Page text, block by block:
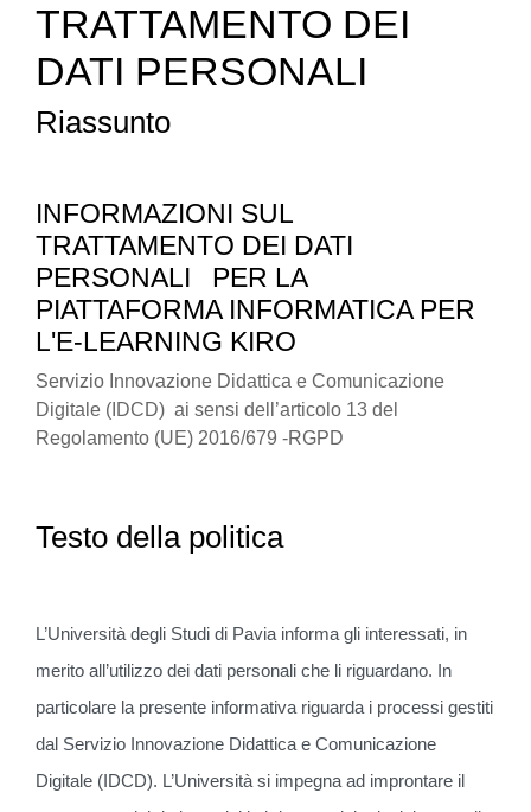
TRATTAMENTO DEI
DATI PERSONALI
Riassunto
INFORMAZIONI SUL
TRATTAMENTO DEI DATI
PERSONALI
PER LA
PIATTAFORMA INFORMATICA PER
L'E-LEARNING KIRO
Servizio Innovazione Didattica e Comunicazione
Digitale (IDCD) ai sensi dell’articolo 13 del
Regolamento (UE) 2016/679 -RGPD
Testo della politica
L’Università degli Studi di Pavia informa gli interessati, in
merito all’utilizzo dei dati personali che li riguardano. In
particolare la presente informativa riguarda i processi gestiti
dal Servizio Innovazione Didattica e Comunicazione
Digitale (IDCD). L’Università si impegna ad improntare il